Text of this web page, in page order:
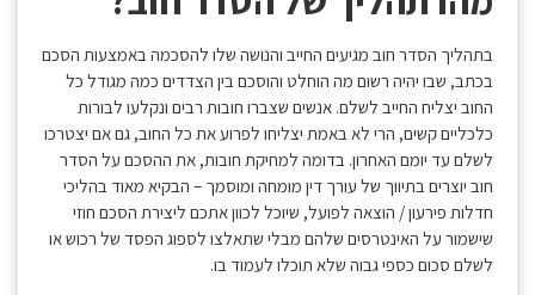
בתהליך הסדר חוב מגיעים החייב והנושה שלו להסכמה באמצעות הסכם
בכתב, שבו יהיה רשום מה הוחלט והוסכם בין הצדדים כמה מגודל כל
החוב יצליח החייב לשלם. אנשים שצברו חובות רבים ונקלעו לבורות
כלכליים קשים, הרי לא באמת יצליחו לפרוע את כל החוב, גם אם יצטרכו
לשלם עד יומם האחרון. בדומה למחיקת חובות, את ההסכם על הסדר
חוב יוצרים בתיווך של עורך דין מומחה ומוסמך – הבקיא מאוד בהליכי
חדלות פירעון / הוצאה לפועל, שיוכל לכוון אתכם ליצירת הסכם חוזי
שישמור על האינטרסים שלהם מבלי שתאלצו לספוג הפסד של רכוש או
לשלם סכום כספי גבוה שלא תוכלו לעמוד בו.